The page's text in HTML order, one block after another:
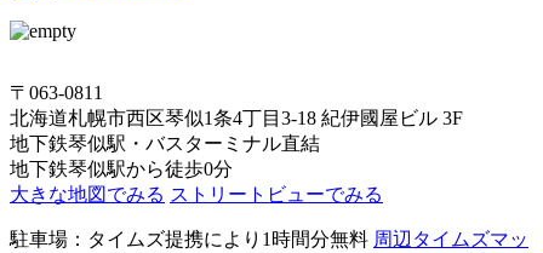
〒063-0811
北海道札幌市西区琴似1条4丁目3-18 紀伊國屋ビル 3F
地下鉄琴似駅・バスターミナル直結
地下鉄琴似駅から徒歩0分
大きな地図でみる ストリートビューでみる
駐車場：タイムズ提携により1時間分無料 周辺タイムズマッ